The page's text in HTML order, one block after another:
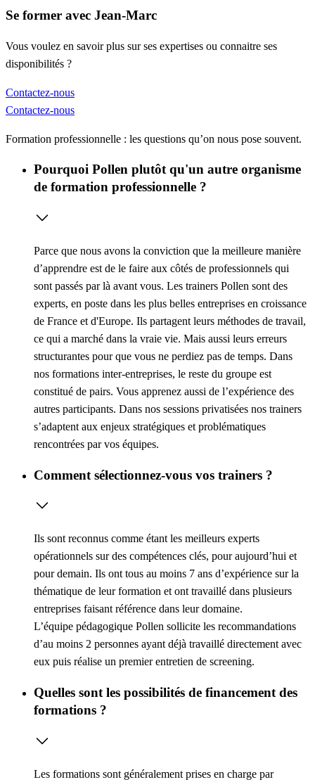
Se former avec Jean-Marc
Vous voulez en savoir plus sur ses expertises ou connaitre ses
disponibilités ?
Contactez-nous
Contactez-nous
Formation professionnelle : les questions qu’on nous pose souvent.
Pourquoi Pollen plutôt qu'un autre organisme
de formation professionnelle ?
Parce que nous avons la conviction que la meilleure manière
d’apprendre est de le faire aux côtés de professionnels qui
sont passés par là avant vous. Les trainers Pollen sont des
experts, en poste dans les plus belles entreprises en croissance
de France et d'Europe. Ils partagent leurs méthodes de travail,
ce qui a marché dans la vraie vie. Mais aussi leurs erreurs
structurantes pour que vous ne perdiez pas de temps. Dans
nos formations inter-entreprises, le reste du groupe est
constitué de pairs. Vous apprenez aussi de l’expérience des
autres participants. Dans nos sessions privatisées nos trainers
s’adaptent aux enjeux stratégiques et problématiques
rencontrées par vos équipes.
Comment sélectionnez-vous vos trainers ?
Ils sont reconnus comme étant les meilleurs experts
opérationnels sur des compétences clés, pour aujourd’hui et
pour demain. Ils ont tous au moins 7 ans d’expérience sur la
thématique de leur formation et ont travaillé dans plusieurs
entreprises faisant référence dans leur domaine.
L’équipe pédagogique Pollen sollicite les recommandations
d’au moins 2 personnes ayant déjà travaillé directement avec
eux puis réalise un premier entretien de screening.
Quelles sont les possibilités de financement des
formations ?
Les formations sont généralement prises en charge par